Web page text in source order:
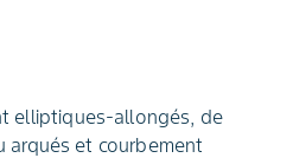
elliptiques-allongés, de
arqués et courbement